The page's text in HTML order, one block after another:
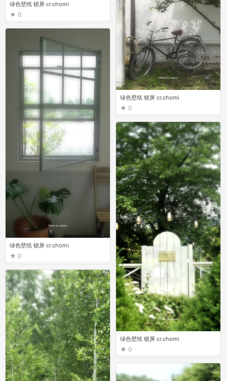
绿色壁纸 锁屏 cr.chomi
0
绿色壁纸 锁屏 cr.chomi
0
绿色壁纸 锁屏 cr.chomi
0
绿色壁纸 锁屏 cr.chomi
0